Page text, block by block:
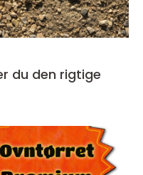
du den rigtige